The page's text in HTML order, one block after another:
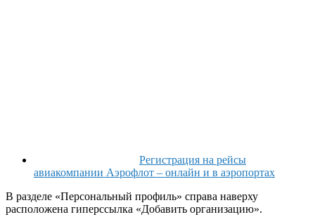
Регистрация на рейсы
авиакомпании Аэрофлот – онлайн и в аэропортах
В разделе «Персональный профиль» справа наверху
расположена гиперссылка «Добавить организацию».